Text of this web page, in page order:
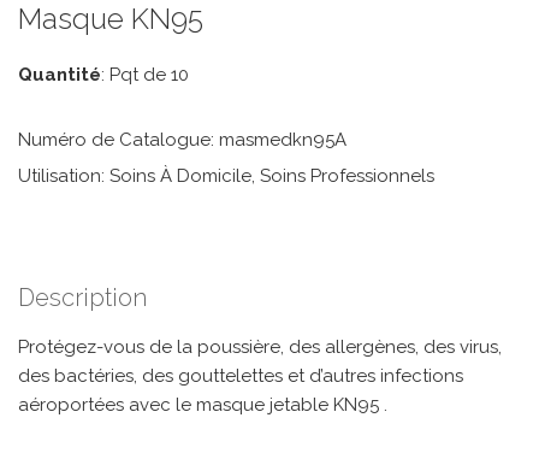
Masque KN95
Quantité: Pqt de 10
Numéro de Catalogue: masmedkn95A
Utilisation: Soins À Domicile, Soins Professionnels
Description
Protégez-vous de la poussière, des allergènes, des virus,
des bactéries, des gouttelettes et d’autres infections
aéroportées avec le masque jetable KN95 .